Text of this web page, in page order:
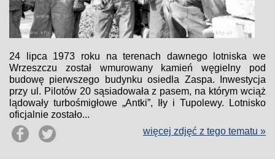
24 lipca 1973 roku na terenach dawnego lotniska we
Wrzeszczu został wmurowany kamień węgielny pod
budowę pierwszego budynku osiedla Zaspa. Inwestycja
przy ul. Pilotów 20 sąsiadowała z pasem, na którym wciąż
lądowały turbośmigłowe „Antki”, Iły i Tupolewy. Lotnisko
oficjalnie zostało...
więcej zdjęć z tego tematu »